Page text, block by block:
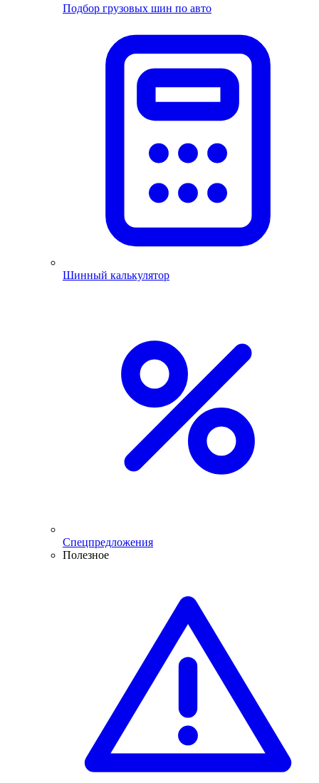
Подбор грузовых шин по авто
Шинный калькулятор
Спецпредложения
Полезное